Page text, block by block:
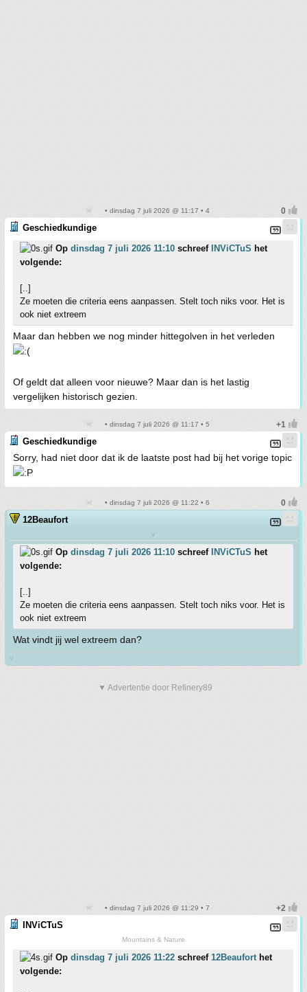
• dinsdag 7 juli 2026 @ 11:17 • 4
Geschiedkundige
Op dinsdag 7 juli 2026 11:10 schreef INViCTuS het
volgende:
[..]
Ze moeten die criteria eens aanpassen. Stelt toch niks voor. Het is
ook niet extreem
Maar dan hebben we nog minder hittegolven in het verleden
Of geldt dat alleen voor nieuwe? Maar dan is het lastig
vergelijken historisch gezien.
• dinsdag 7 juli 2026 @ 11:17 • 5
Geschiedkundige
Sorry, had niet door dat ik de laatste post had bij het vorige topic
• dinsdag 7 juli 2026 @ 11:22 • 6
12Beaufort
v
Op dinsdag 7 juli 2026 11:10 schreef INViCTuS het
volgende:
[..]
Ze moeten die criteria eens aanpassen. Stelt toch niks voor. Het is
ook niet extreem
Wat vindt jij wel extreem dan?
v
▼ Advertentie door Refinery89
• dinsdag 7 juli 2026 @ 11:29 • 7
INViCTuS
Mountains & Nature
Op dinsdag 7 juli 2026 11:22 schreef 12Beaufort het
volgende: